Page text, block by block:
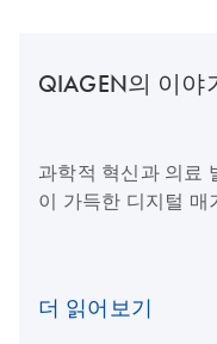
QIAGEN의 이야
과학적 혁신과 의료
이 가득한 디지털 매
더 읽어보기